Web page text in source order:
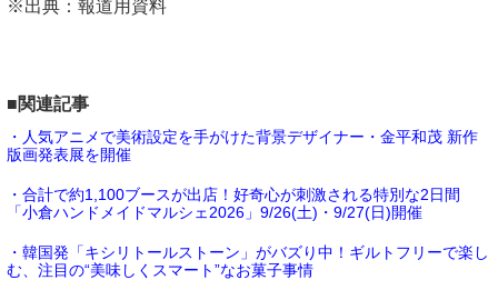
※出典：報道用資料
■関連記事
・人気アニメで美術設定を手がけた背景デザイナー・金平和茂 新作
版画発表展を開催
・合計で約1,100ブースが出店！好奇心が刺激される特別な2日間
「小倉ハンドメイドマルシェ2026」9/26(土)・9/27(日)開催
・韓国発「キシリトールストーン」がバズり中！ギルトフリーで楽し
む、注目の“美味しくスマート”なお菓子事情